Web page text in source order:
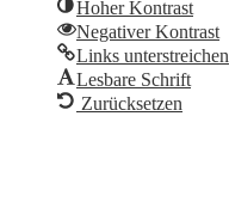
Hoher Kontrast
Negativer Kontrast
Links unterstreichen
Lesbare Schrift
Zurücksetzen